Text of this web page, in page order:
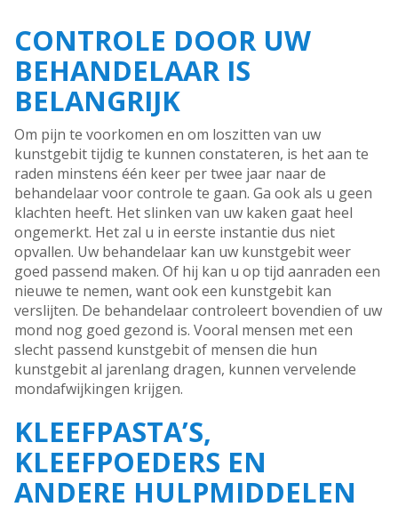
CONTROLE DOOR UW
BEHANDELAAR IS
BELANGRIJK
Om pijn te voorkomen en om loszitten van uw
kunstgebit tijdig te kunnen constateren, is het aan te
raden minstens één keer per twee jaar naar de
behandelaar voor controle te gaan. Ga ook als u geen
klachten heeft. Het slinken van uw kaken gaat heel
ongemerkt. Het zal u in eerste instantie dus niet
opvallen. Uw behandelaar kan uw kunstgebit weer
goed passend maken. Of hij kan u op tijd aanraden een
nieuwe te nemen, want ook een kunstgebit kan
verslijten. De behandelaar controleert bovendien of uw
mond nog goed gezond is. Vooral mensen met een
slecht passend kunstgebit of mensen die hun
kunstgebit al jarenlang dragen, kunnen vervelende
mondafwijkingen krijgen.
KLEEFPASTA’S,
KLEEFPOEDERS EN
ANDERE HULPMIDDELEN